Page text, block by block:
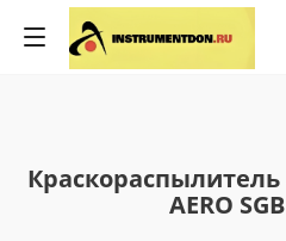
AERO